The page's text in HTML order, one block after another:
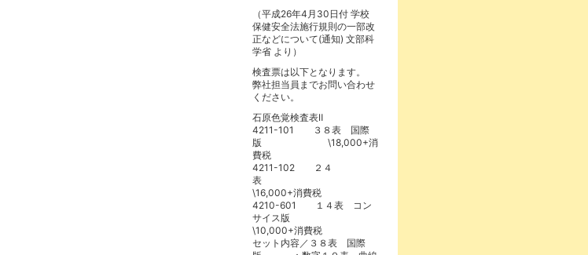
（平成26年4月30日付 学校
保健安全法施行規則の一部改
正などについて(通知) 文部科
学省 より）
検査票は以下となります。
弊社担当員までお問い合わせ
ください。
石原色覚検査表Ⅱ
4211-101 ３８表 国際
版 \18,000+消
費税
4211-102 ２４
表
\16,000+消費税
4210-601 １４表 コン
サイス版
\10,000+消費税
セット内容／３８表 国際